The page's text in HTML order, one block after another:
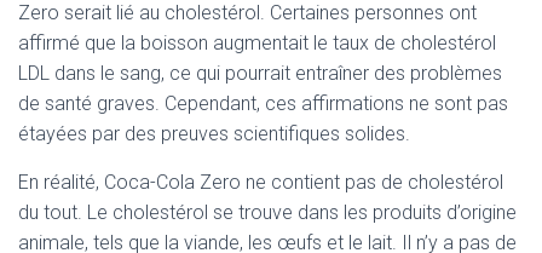
Zero serait lié au cholestérol. Certaines personnes ont
affirmé que la boisson augmentait le taux de cholestérol
LDL dans le sang, ce qui pourrait entraîner des problèmes
de santé graves. Cependant, ces affirmations ne sont pas
étayées par des preuves scientifiques solides.
En réalité, Coca-Cola Zero ne contient pas de cholestérol
du tout. Le cholestérol se trouve dans les produits d’origine
animale, tels que la viande, les œufs et le lait. Il n’y a pas de